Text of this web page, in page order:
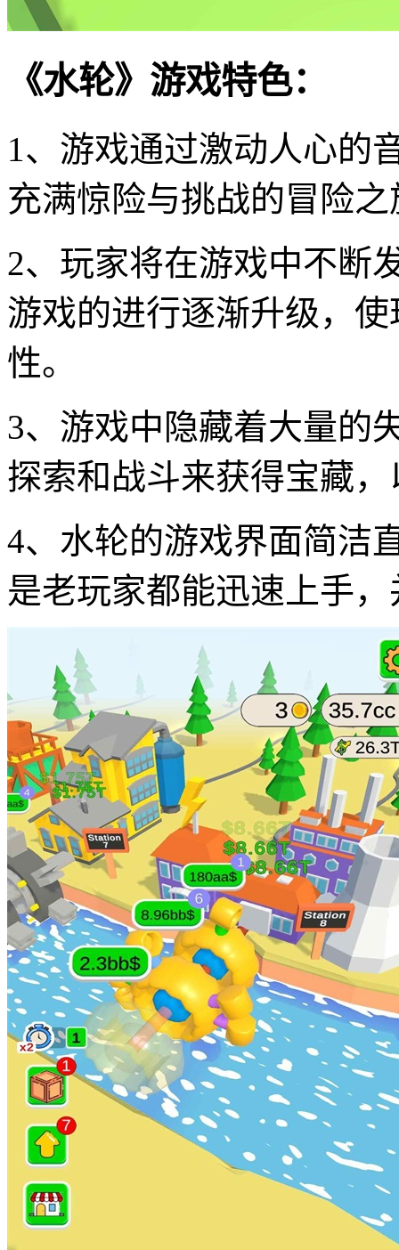
《水轮》游戏特色：
1、游戏通过激动人心的
充满惊险与挑战的冒险
2、玩家将在游戏中不断
游戏的进行逐渐升级，
性。
3、游戏中隐藏着大量的
探索和战斗来获得宝藏
4、水轮的游戏界面简洁
是老玩家都能迅速上手